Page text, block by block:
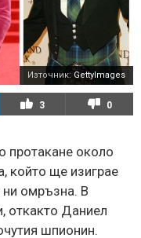
Източник:GettyImages
3 0
протакане около
който ще изиграе
омръзна. В
откакто Даниел
шпионин.